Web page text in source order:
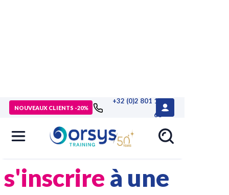
NOUVEAUX CLIENTS -20%
+32 (0)2 801 13
68
> > Comment s’inscrire à une formation
Comment
s'inscrire à une